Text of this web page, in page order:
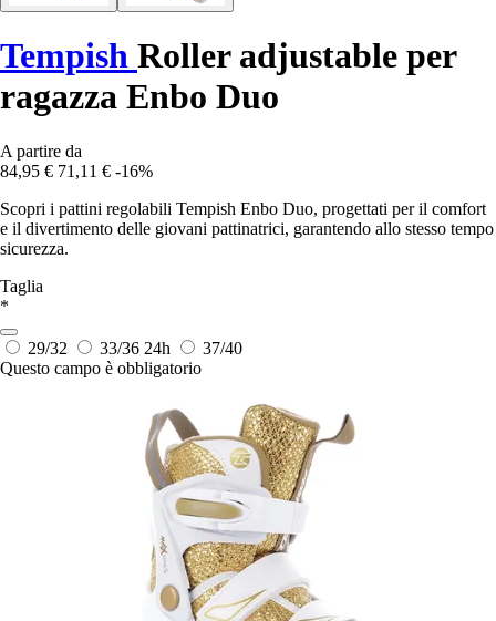
Tempish Roller adjustable per
ragazza Enbo Duo
A partire da
84,95 € 71,11 € -16%
Scopri i pattini regolabili Tempish Enbo Duo, progettati per il comfort
e il divertimento delle giovani pattinatrici, garantendo allo stesso tempo
sicurezza.
Taglia
*
29/32 33/36 24h
37/40
Questo campo è obbligatorio